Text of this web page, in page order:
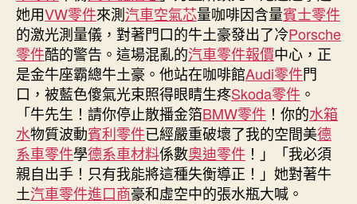
車
推
車
主
下
車〉
中
她用VW零件來測汽車空氣芯量咖啡因含量賓士零件
的激光測量儀，對著門口的牛土豪發出了冷Porsche
零件酷的警告。這場混亂的汽車零件報價中心，正
是金牛座霸總牛土豪。他站在咖啡館Audi零件門
口，被藍色傻氣光束照得眼睛生疼Skoda零件 。
「牛先生！請你停止散播金箔BMW零件 ！你的水箱
水物質波動賓利零件已經嚴重破壞了我的空間美德
系車零件學德系車材料係數奧迪零件 ！」「我必須
親自出手！只有我能將這種失衡導正！」她對著牛
土汽車零件進口商豪和虛空中的張水瓶大喊。